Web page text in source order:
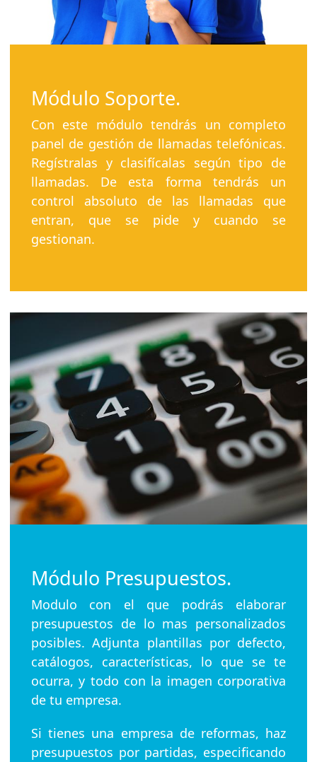
Módulo Soporte.
Con este módulo tendrás un completo
panel de gestión de llamadas telefónicas.
Regístralas y clasifícalas según tipo de
llamadas. De esta forma tendrás un
control absoluto de las llamadas que
entran, que se pide y cuando se
gestionan.
Módulo Presupuestos.
Modulo con el que podrás elaborar
presupuestos de lo mas personalizados
posibles. Adjunta plantillas por defecto,
catálogos, características, lo que se te
ocurra, y todo con la imagen corporativa
de tu empresa.
Si tienes una empresa de reformas, haz
presupuestos por partidas, especificando